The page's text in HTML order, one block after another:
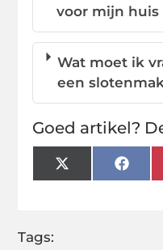
voor mijn huis
Wat moet ik
een
Goed artikel?
X
(Twitter)
Tags: